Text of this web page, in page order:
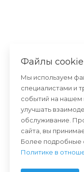
Файлы cookie
Мы используем
специалистами и
событий на нашем
улучшать
обслуживание.
сайта, вы
Более подробные
Политике в